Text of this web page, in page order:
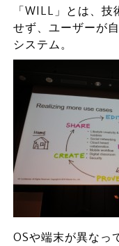
「WILL」とは、
せず、ユーザーが
システム。
OSや端末が異なっ